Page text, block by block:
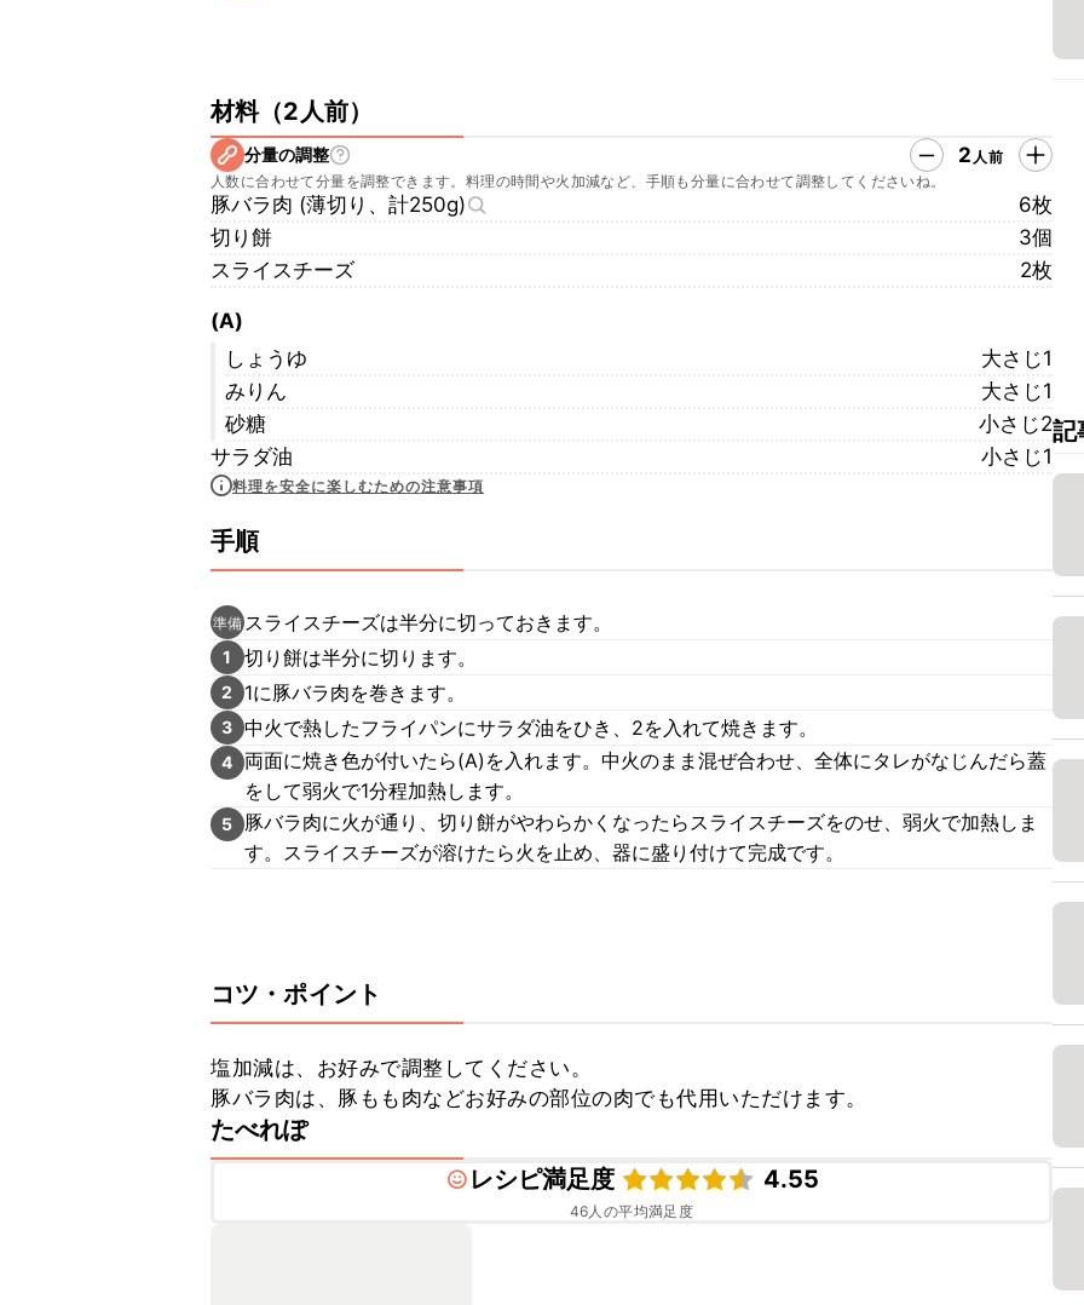
材料（2人前）
分量の調整 2 人前
人数に合わせて分量を調整できます。料理の時間や火加減など、手順も分量に合わせて調整してくださいね。
豚バラ肉 (薄切り、計250g)
6枚
切り餅
3個
スライスチーズ
2枚
(A)
しょうゆ
大さじ1
みりん
大さじ1
砂糖
小さじ2
サラダ油
小さじ1
料理を安全に楽しむための注意事項
手順
準備 スライスチーズは半分に切っておきます。
1 切り餅は半分に切ります。
2 1に豚バラ肉を巻きます。
3 中火で熱したフライパンにサラダ油をひき、2を入れて焼きます。
4
両面に焼き色が付いたら(A)を入れます。中火のまま混ぜ合わせ、全体にタレがなじんだら蓋
をして弱火で1分程加熱します。
5
豚バラ肉に火が通り、切り餅がやわらかくなったらスライスチーズをのせ、弱火で加熱しま
す。スライスチーズが溶けたら火を止め、器に盛り付けて完成です。
コツ・ポイント
塩加減は、お好みで調整してください。
豚バラ肉は、豚もも肉などお好みの部位の肉でも代用いただけます。
たべれぽ
レシピ満足度
4.55
46人の平均満足度
記